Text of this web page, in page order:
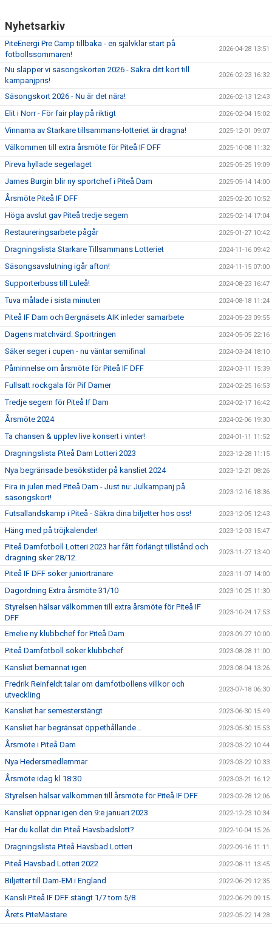
Nyhetsarkiv
PiteEnergi Pre Camp tillbaka - en självklar start på
fotbollssommaren!
2026-04-28 13:51
Nu släpper vi säsongskorten 2026 - Säkra ditt kort till
kampanjpris!
2026-02-23 16:32
Säsongskort 2026 - Nu är det nära! 2026-02-13 12:43
Elit i Norr - För fair play på riktigt 2026-02-04 15:02
Vinnarna av Starkare tillsammans-lotteriet är dragna! 2025-12-01 09:07
Välkommen till extra årsmöte för Piteå IF DFF 2025-10-08 11:32
Pireva hyllade segerlaget 2025-05-25 19:09
James Burgin blir ny sportchef i Piteå Dam 2025-05-14 14:00
Årsmöte Piteå IF DFF 2025-02-20 10:52
Höga avslut gav Piteå tredje segern 2025-02-14 17:04
Restaureringsarbete pågår 2025-01-27 10:42
Dragningslista Starkare Tillsammans Lotteriet 2024-11-16 09:42
Säsongsavslutning igår afton! 2024-11-15 07:00
Supporterbuss till Luleå! 2024-08-23 16:47
Tuva målade i sista minuten 2024-08-18 11:24
Piteå IF Dam och Bergnäsets AIK inleder samarbete 2024-05-23 09:55
Dagens matchvärd: Sportringen 2024-05-05 22:16
Säker seger i cupen - nu väntar semifinal 2024-03-24 18:10
Påminnelse om årsmöte för Piteå IF DFF 2024-03-11 15:39
Fullsatt rockgala för Pif Damer 2024-02-25 16:53
Tredje segern för Piteå If Dam 2024-02-17 16:42
Årsmöte 2024 2024-02-06 19:30
Ta chansen & upplev live konsert i vinter! 2024-01-11 11:52
Dragningslista Piteå Dam Lotteri 2023 2023-12-28 11:15
Nya begränsade besökstider på kansliet 2024 2023-12-21 08:26
Fira in julen med Piteå Dam - Just nu: Julkampanj på
säsongskort!
2023-12-16 18:36
Futsallandskamp i Piteå - Säkra dina biljetter hos oss! 2023-12-05 12:43
Häng med på tröjkalender! 2023-12-03 15:47
Piteå Damfotboll Lotteri 2023 har fått förlängt tillstånd och
dragning sker 28/12.
2023-11-27 13:40
Piteå IF DFF söker juniortränare 2023-11-07 14:00
Dagordning Extra årsmöte 31/10 2023-10-25 11:30
Styrelsen hälsar välkommen till extra årsmöte för Piteå IF
DFF
2023-10-24 17:53
Emelie ny klubbchef för Piteå Dam 2023-09-27 10:00
Piteå Damfotboll söker klubbchef 2023-08-28 11:00
Kansliet bemannat igen 2023-08-04 13:26
Fredrik Reinfeldt talar om damfotbollens villkor och
utveckling
2023-07-18 06:30
Kansliet har semesterstängt 2023-06-30 15:49
Kansliet har begränsat öppethållande... 2023-05-30 15:53
Årsmöte i Piteå Dam 2023-03-22 10:44
Nya Hedersmedlemmar 2023-03-22 10:33
Årsmöte idag kl 18:30 2023-03-21 16:12
Styrelsen hälsar välkommen till årsmöte för Piteå IF DFF 2023-02-28 12:06
Kansliet öppnar igen den 9:e januari 2023 2022-12-23 10:34
Har du kollat din Piteå Havsbadslott? 2022-10-04 15:26
Dragningslista Piteå Havsbad Lotteri 2022-09-16 11:11
Piteå Havsbad Lotteri 2022 2022-08-11 13:45
Biljetter till Dam-EM i England 2022-06-29 12:35
Kansli Piteå IF DFF stängt 1/7 tom 5/8 2022-06-29 09:15
Årets PiteMästare 2022-05-22 14:28